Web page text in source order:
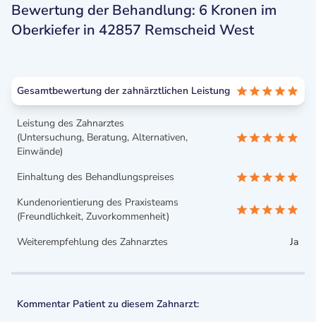
Bewertung der Behandlung: 6 Kronen im
Oberkiefer in 42857 Remscheid West
Gesamtbewertung der zahnärztlichen Leistung
Leistung des Zahnarztes
(Untersuchung, Beratung, Alternativen,
Einwände)
Einhaltung des Behandlungspreises
Kundenorientierung des Praxisteams
(Freundlichkeit, Zuvorkommenheit)
Weiterempfehlung des Zahnarztes
Ja
Kommentar Patient zu diesem Zahnarzt: